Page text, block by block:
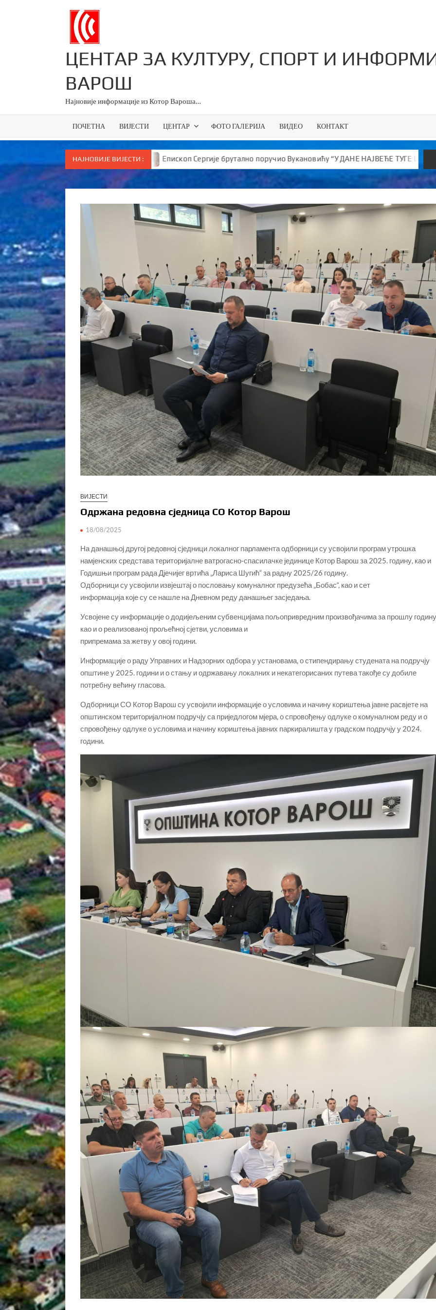
ЦЕНТАР ЗА КУЛТУРУ, СПОРТ И
ВАРОШ
Најновије информације из Котор Вароша…
ПОЧЕТНА ВИЈЕСТИ ЦЕНТАР ФОТО ГАЛЕРИЈА ВИДЕО КОНТАКТ
НАЈНОВИЈЕ ВИЈЕСТИ :
основце у Српској Епископ Сергије брутално поручио Вукановићу “У ДАНЕ НАЈВЕЋЕ ТУГЕ ШИРИШ ОТРОВ и
ВИЈЕСТИ
Одржана редовна сједница СО Котор Варош
18/08/2025
На данашњој другој редовној сједници локалног парламента одборници су усвојили програм утрошка
намјенских средстава територијалне ватрогасно-спасилачке јединице Котор Варош за 2025. годину, као и
Годишњи програм рада Дјечијег вртића „Лариса Шугић“ за радну 2025/26 годину.
Одборници су усвојили извјештај о пословању комуналног предузећа „Бобас“, као и сет
информација које су се нашле на Дневном реду данашњег засједања.
Усвојене су информације о додијељеним субвенцијама пољопривредним произвођачима за прошлу
као и о реализованој прољећној сјетви, условима и
припремама за жетву у овој години.
Информације о раду Управних и Надзорних одбора у установама, о стипендирању студената на подручју
општине у 2025. години и о стању и одржавању локалних и некатегорисаних путева такође су добиле
потребну већину гласова.
Одборници СО Котор Варош су усвојили информације о условима и начину кориштења јавне расвјете на
општинском територијалном подручју са приједлогом мјера, о спровођењу одлуке о комуналном реду и о
спровођењу одлуке о условима и начину кориштења јавних паркиралишта у градском подручју у 2024.
години.